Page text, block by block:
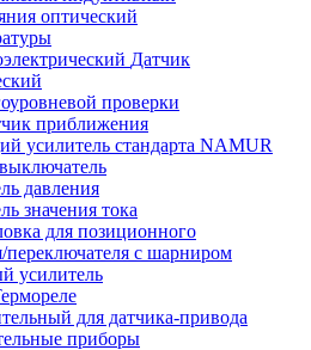
оптический
Датчик
проверки
приближения
усилитель стандарта NAMUR
давления
значения тока
для позиционного
переключателя с шарниром
усилитель
для датчика-привода
приборы